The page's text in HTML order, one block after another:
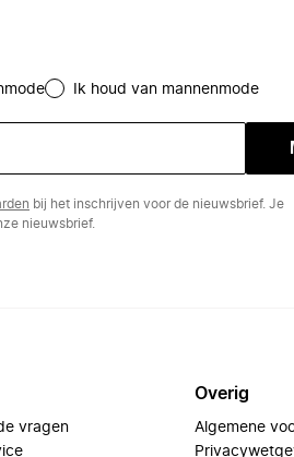
Ik houd van mannenmode
bij het inschrijven voor de nieuwsbrief. Je
nieuwsbrief.
vragen
Overig
Algemene